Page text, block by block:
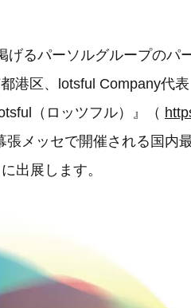
げるパーソルグループのパ
港区、lotsful Company代
（ロッツフル）』（
メッセで開催される国内
出展します。